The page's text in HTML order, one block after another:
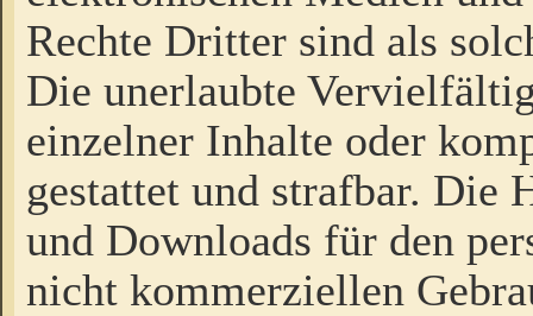
Rechte Dritter sind als
Die unerlaubte
einzelner Inhalte oder
gestattet und strafbar. Die
und Downloads für den
nicht kommerziellen